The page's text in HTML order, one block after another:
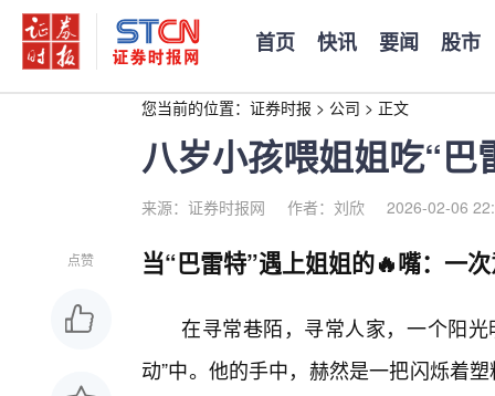
首页 快讯 要闻 股市
您当前的位置： 证券时报 > 公司 > 正文
八岁小孩喂姐姐吃“巴
来源：证券时报网 作者：刘欣 2026-02-06
点赞 当“巴雷特”遇上姐姐的🔥嘴：一
在寻常巷陌，寻常人家，一个阳
动”中。他的手中，赫然是一把闪烁着